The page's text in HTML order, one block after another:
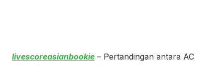
livescoreasianbookie – Pertandingan antara AC